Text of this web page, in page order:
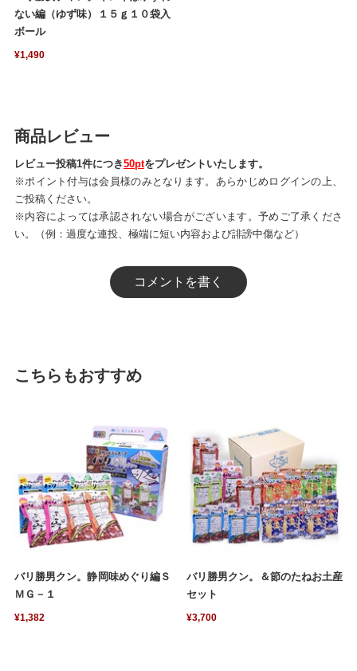
ない編（ゆず味）１５ｇ１０袋入
ボール
¥1,490
商品レビュー
レビュー投稿1件につき50ptをプレゼントいたします。
※ポイント付与は会員様のみとなります。あらかじめログインの上、
ご投稿ください。
※内容によっては承認されない場合がございます。予めご了承くださ
い。（例：過度な連投、極端に短い内容および誹謗中傷など）
コメントを書く
こちらもおすすめ
バリ勝男クン。静岡味めぐり編Ｓ
ＭＧ－１
¥1,382
バリ勝男クン。＆節のたねお土産
セット
¥3,700